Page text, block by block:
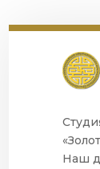
Наш